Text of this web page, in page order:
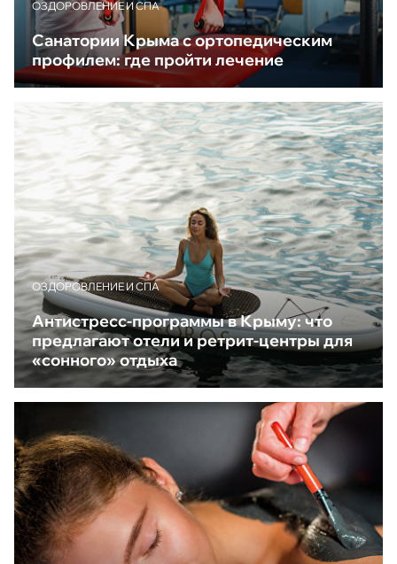
ОЗДОРОВЛЕНИЕ И СПА
Санатории Крыма с ортопедическим
профилем: где пройти лечение
ОЗДОРОВЛЕНИЕ И СПА
Антистресс-программы в Крыму: что
предлагают отели и ретрит-центры для
«сонного» отдыха